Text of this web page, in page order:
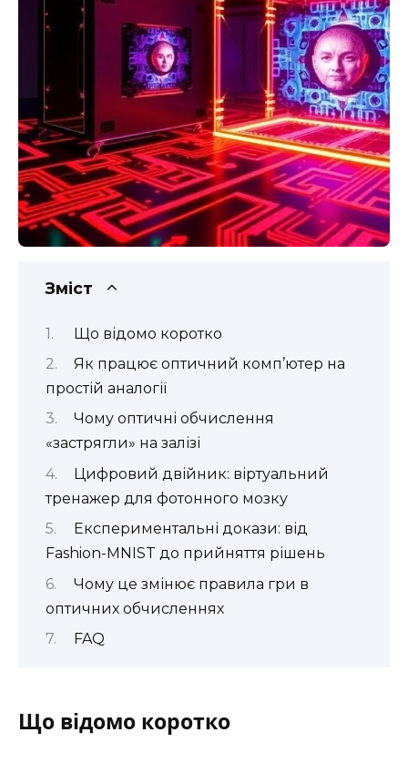
Зміст
Що відомо коротко
Як працює оптичний комп’ютер на
простій аналогії
Чому оптичні обчислення
«застрягли» на залізі
Цифровий двійник: віртуальний
тренажер для фотонного мозку
Експериментальні докази: від
Fashion-MNIST до прийняття рішень
Чому це змінює правила гри в
оптичних обчисленнях
FAQ
Що відомо коротко